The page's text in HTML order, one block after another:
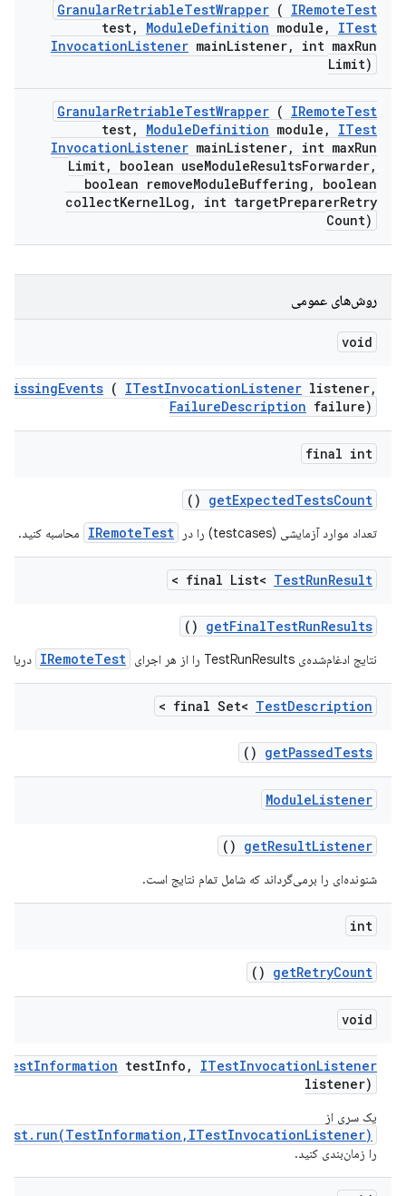
GranularRetriableTestWrapper ( IRemoteTest
test, ModuleDefinition module ,
ITest
InvocationListener mainListener, int maxRun
Limit)
GranularRetriableTestWrapper ( IRemoteTest
test, ModuleDefinition module ,
ITest
InvocationListener mainListener, int maxRun
Limit, boolean useModuleResultsForwarder,
boolean removeModuleBuffering ,
boolean
collectKernelLog , int targetPreparerRetry
Count)
روش‌های عمومی
void
MissingEvents ( ITestInvocationListener listener,
FailureDescription failure)
final int
getExpectedTestsCount
()
تعداد موارد آزمایشی (testcases) را در IRemoteTest محاسبه کنید.
final List< TestRunResult
>
getFinalTestRunResults
()
نتایج ادغام‌شده‌ی TestRunResults را از هر اجرای IRemoteTest
final Set< TestDescription
>
getPassedTests
()
ModuleListener
getResultListener
()
شنونده‌ای را برمی‌گرداند که شامل تمام نتایج است.
int
getRetryCount
()
void
TestInformation testInfo , ITestInvocationListener
listener)
یک سری از
را زمان‌بندی کنید.